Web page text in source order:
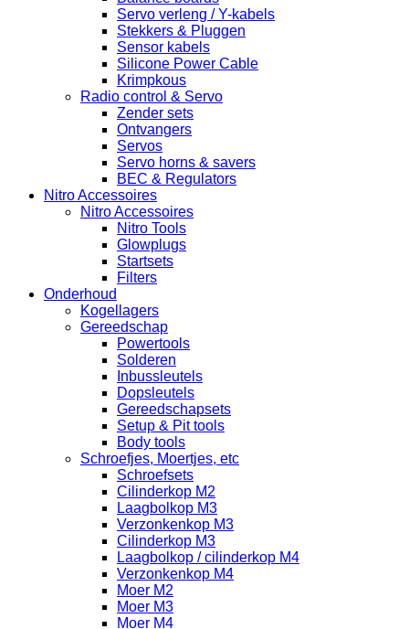
Servo verleng / Y-kabels
Stekkers & Pluggen
Sensor kabels
Silicone Power Cable
Krimpkous
Radio control & Servo
Zender sets
Ontvangers
Servos
Servo horns & savers
BEC & Regulators
Nitro Accessoires
Nitro Accessoires
Nitro Tools
Glowplugs
Startsets
Filters
Onderhoud
Kogellagers
Gereedschap
Powertools
Solderen
Inbussleutels
Dopsleutels
Gereedschapsets
Setup & Pit tools
Body tools
Schroefjes, Moertjes, etc
Schroefsets
Cilinderkop M2
Laagbolkop M3
Verzonkenkop M3
Cilinderkop M3
Laagbolkop / cilinderkop M4
Verzonkenkop M4
Moer M2
Moer M3
Moer M4